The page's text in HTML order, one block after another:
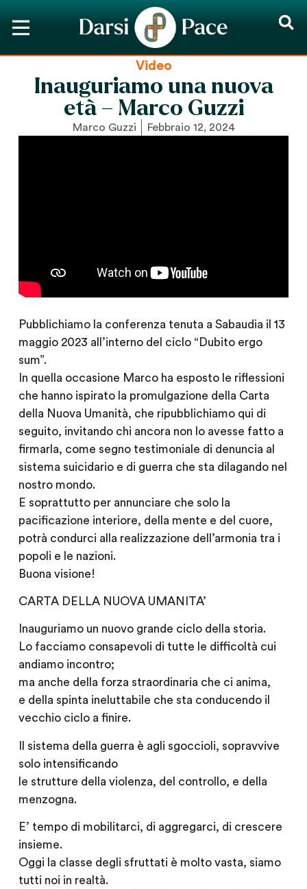
Video
Inauguriamo una nuova
età – Marco Guzzi
Marco Guzzi Febbraio 12, 2024
Pubblichiamo la conferenza tenuta a Sabaudia il 13
maggio 2023 all’interno del ciclo “Dubito ergo
sum”.
In quella occasione Marco ha esposto le riflessioni
che hanno ispirato la promulgazione della Carta
della Nuova Umanità, che ripubblichiamo qui di
seguito, invitando chi ancora non lo avesse fatto a
firmarla, come segno testimoniale di denuncia al
sistema suicidario e di guerra che sta dilagando nel
nostro mondo.
E soprattutto per annunciare che solo la
pacificazione interiore, della mente e del cuore,
potrà condurci alla realizzazione dell’armonia tra i
popoli e le nazioni.
Buona visione!
CARTA DELLA NUOVA UMANITA’
Inauguriamo un nuovo grande ciclo della storia.
Lo facciamo consapevoli di tutte le difficoltà cui
andiamo incontro;
ma anche della forza straordinaria che ci anima,
e della spinta ineluttabile che sta conducendo il
vecchio ciclo a finire.
Il sistema della guerra è agli sgoccioli, sopravvive
solo intensificando
le strutture della violenza, del controllo, e della
menzogna.
E’ tempo di mobilitarci, di aggregarci, di crescere
insieme.
Oggi la classe degli sfruttati è molto vasta, siamo
tutti noi in realtà.